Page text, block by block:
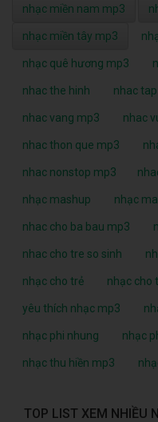
nhạc miền nam mp3
nhạc miền tây mp3
nhạc quê hương mp3
nhac the hinh nhac
nhac vang mp3 nhac
nhac thon que mp3
nhac nonstop mp3
nhạc mashup nhạc
nhac cho ba bau mp3
nhac cho tre so sinh
nhạc cho trẻ nhạc cho
yêu thích nhạc mp3
nhạc phi nhung nhạc
nhạc thu hiền mp3
TOP LIST XEM NHIỀU